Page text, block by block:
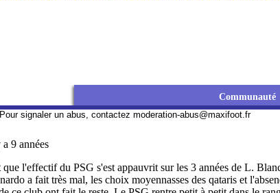
Communauté
Pour signaler un abus, contactez moderation-abus@maxifoot.fr